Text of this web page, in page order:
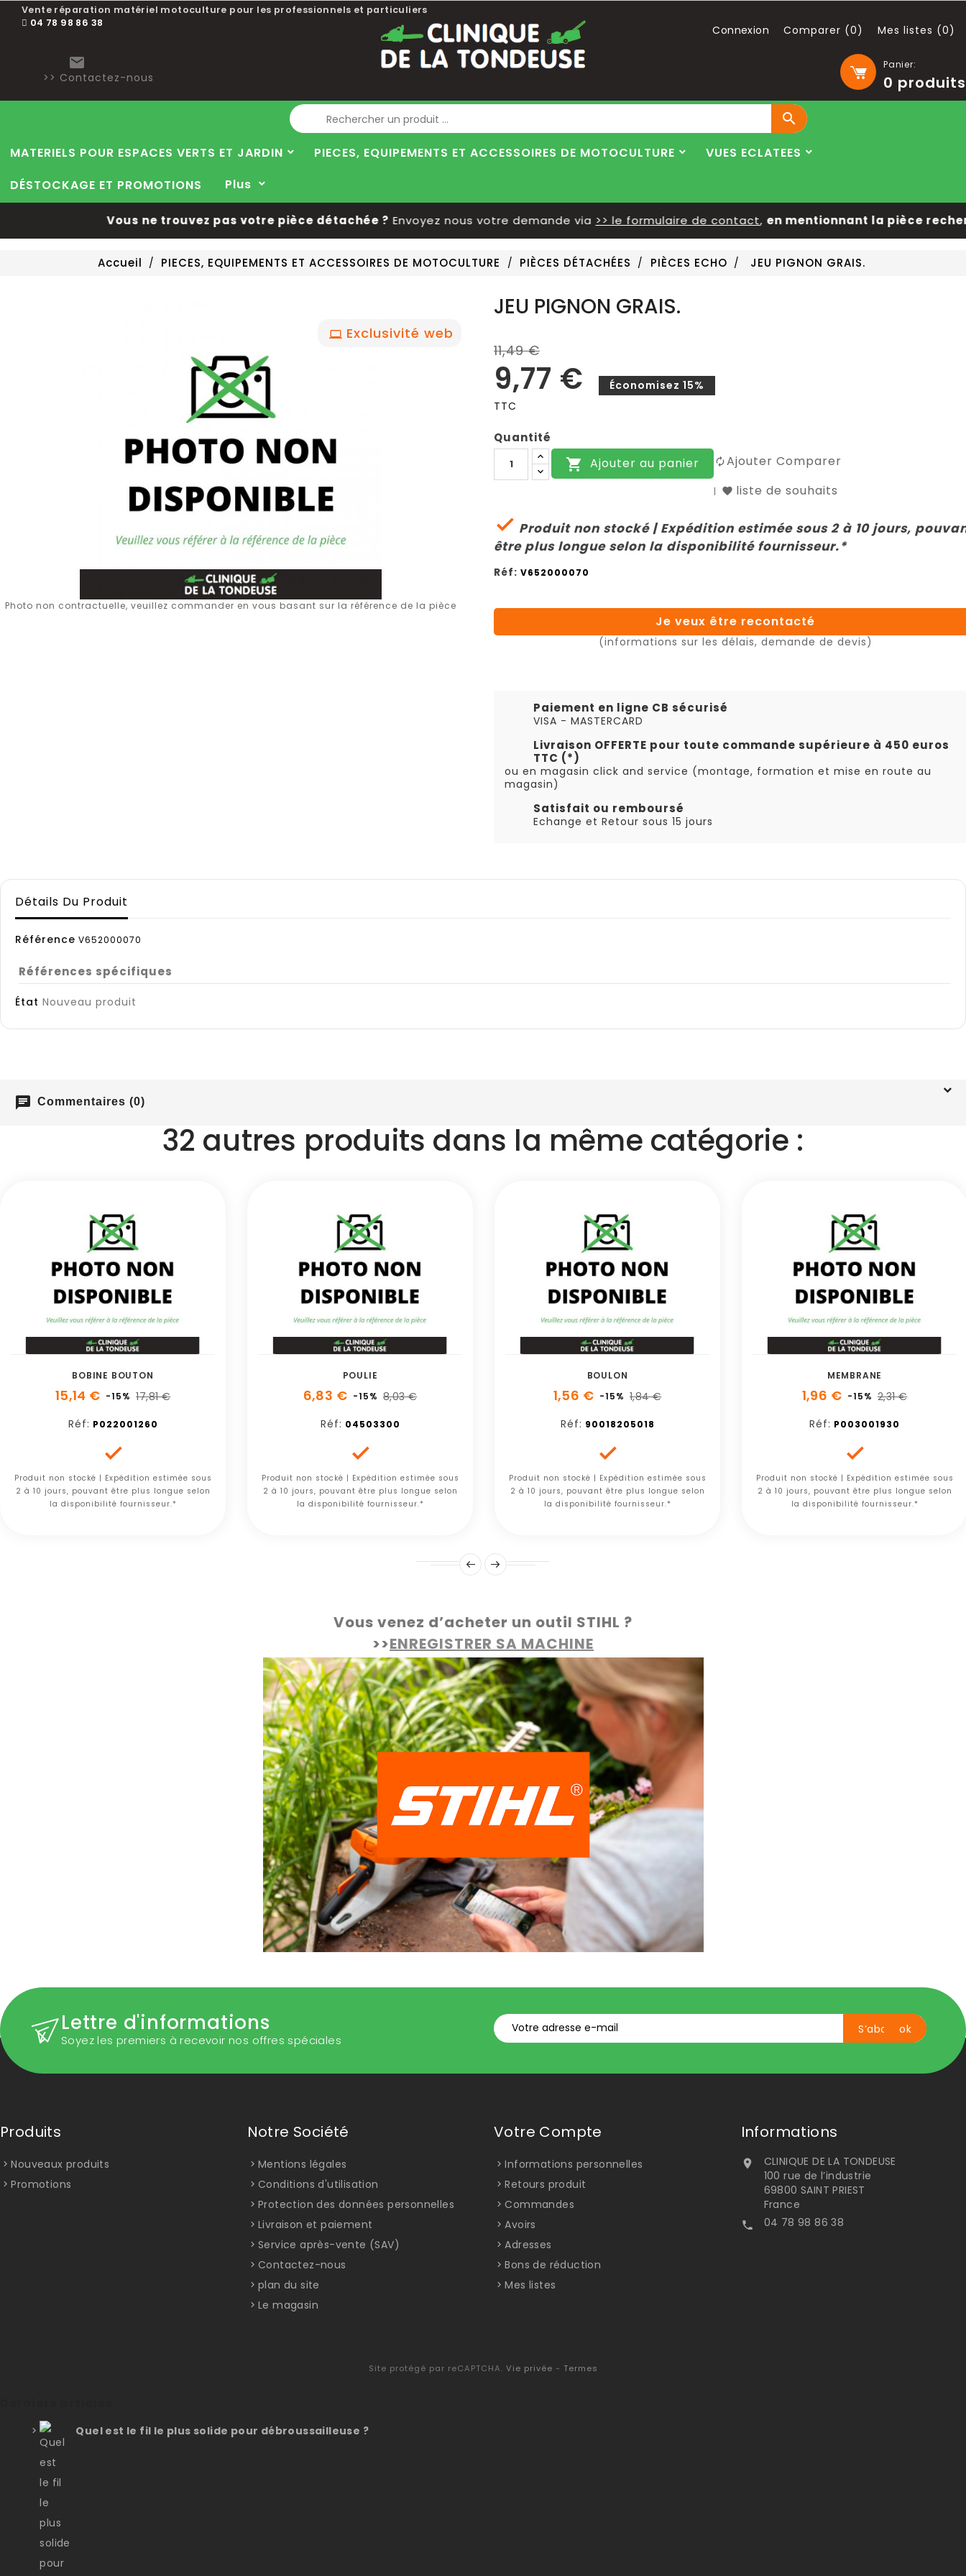
Vente réparation matériel motoculture pour les professionnels et particuliers
04 78 98 86 38
Panier:
0 produits

>> Contactez-nous
Connexion Comparer (0) Mes listes (0)
Blog

MATERIELS POUR ESPACES VERTS ET JARDIN PIECES, EQUIPEMENTS ET ACCESSOIRES DE MOTOCULTURE
VUES ECLATEES
DÉSTOCKAGE ET PROMOTIONS
Plus
Vous ne trouvez pas votre pièce détachée ?Envoyez nous votre demande via>> le formulaire de contact,en mentionnant la pièce
Accueil PIECES, EQUIPEMENTS ET ACCESSOIRES DE MOTOCULTURE PIÈCES DÉTACHÉES PIÈCES ECHO JEU PIGNON GRAIS.
Exclusivité web
Photo non contractuelle, veuillez commander en vous basant sur la référence de la pièce
JEU PIGNON GRAIS.
11,49 €
9,77 €
Économisez 15%
TTC
Quantité
 Ajouter au panier
Ajouter Comparer
liste de souhaits
 Produit non stocké | Expédition estimée sous 2 à 10 jours,
être plus longue selon la disponibilité fournisseur.*
Réf: V652000070
Je veux être recontacté
(informations sur les délais, demande de devis)
Paiement en ligne CB sécurisé
VISA - MASTERCARD
Livraison OFFERTE pour toute commande supérieure à 450 euros
TTC (*)
ou en magasin click and service (montage, formation et mise en route au
magasin)
Satisfait ou remboursé
Echange et Retour sous 15 jours
Détails Du Produit
Référence V652000070
Références spécifiques
État Nouveau produit
chat Commentaires (0)
32 autres produits dans la même catégorie :
BOBINE BOUTON
15,14 € -15% 17,81 €
Réf: P022001260

Produit non stocké | Expédition estimée sous
2 à 10 jours, pouvant être plus longue selon
la disponibilité fournisseur.*
POULIE
6,83 € -15% 8,03 €
Réf: 04503300

Produit non stocké | Expédition estimée sous
2 à 10 jours, pouvant être plus longue selon
la disponibilité fournisseur.*
BOULON
1,56 € -15% 1,84 €
Réf: 90018205018

Produit non stocké | Expédition estimée sous
2 à 10 jours, pouvant être plus longue selon
la disponibilité fournisseur.*
MEMBRANE
1,96 € -15% 2,31 €
Réf: P003001930

Produit non stocké | Expédition estimée sous
2 à 10 jours, pouvant être plus longue selon
la disponibilité fournisseur.*
Vous venez d’acheter un outil STIHL ?
>>ENREGISTRER SA MACHINE
Lettre d'informations
Soyez les premiers à recevoir nos offres spéciales
Produits
Nouveaux produits
Promotions
Notre Société
Mentions légales
Conditions d'utilisation
Protection des données personnelles
Livraison et paiement
Service après-vente (SAV)
Contactez-nous
plan du site
Le magasin
Votre Compte
Informations personnelles
Retours produit
Commandes
Avoirs
Adresses
Bons de réduction
Mes listes
Informations

CLINIQUE DE LA TONDEUSE
100 rue de l’industrie
69800 SAINT PRIEST
France
 04 78 98 86 38
Site protégé par reCAPTCHA. Vie privée - Termes
Quel est le fil le plus solide pour débroussailleuse ?